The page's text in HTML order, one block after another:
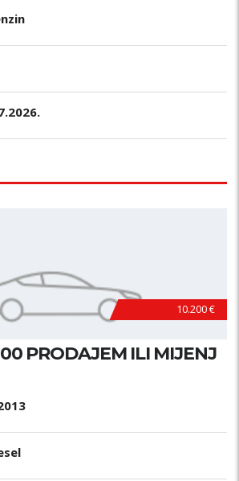
10.200 €
PRODAJEM ILI MIJENJ